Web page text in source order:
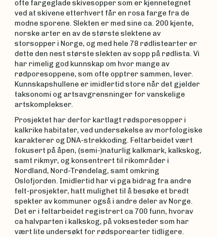
ofte fargeglade skivesopper som er kjennetegnet
ved at skivene etterhvert får en rosa farge fra de
modne sporene. Slekten er med sine ca. 200 kjente,
norske arter en av de største slektene av
storsopper i Norge, og med hele 78 rødlistearter er
dette den nest største slekten av sopp på rødlista. Vi
har rimelig god kunnskap om hvor mange av
rødporesoppene, som ofte opptrer sammen, lever.
Kunnskapshullene er imidlertid store når det gjelder
taksonomi og artsavgrensninger for vanskelige
artskomplekser.
Prosjektet har derfor kartlagt rødsporesopper i
kalkrike habitater, ved undersøkelse av morfologiske
karakterer og DNA-strekkoding. Feltarbeidet vært
fokusert på åpen, (semi-)naturlig kalkmark, kalkskog,
samt rikmyr, og konsentrert til rikområder i
Nordland, Nord-Trøndelag, samt omkring
Oslofjorden. Imidlertid har vi pga bidrag fra andre
felt-prosjekter, hatt mulighet til å besøke et bredt
spekter av kommuner også i andre deler av Norge.
Det er i feltarbeidet registrert ca 700 funn, hvorav
ca halvparten i kalkskog, på voksesteder som har
vært lite undersøkt for rødsporearter tidligere.